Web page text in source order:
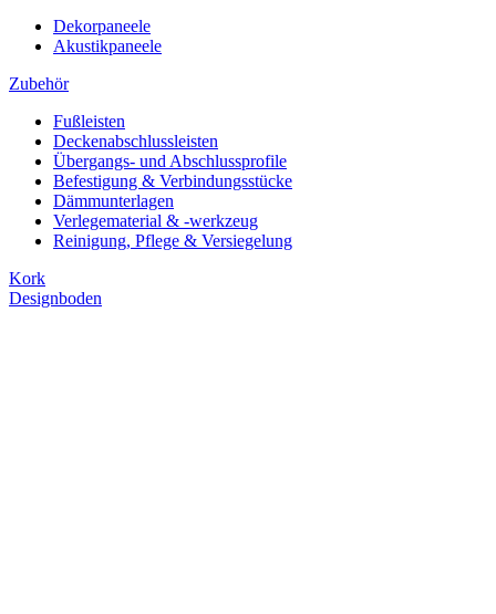
Dekorpaneele
Akustikpaneele
Zubehör
Fußleisten
Deckenabschlussleisten
Übergangs- und Abschlussprofile
Befestigung & Verbindungsstücke
Dämmunterlagen
Verlegematerial & -werkzeug
Reinigung, Pflege & Versiegelung
Kork
Designboden